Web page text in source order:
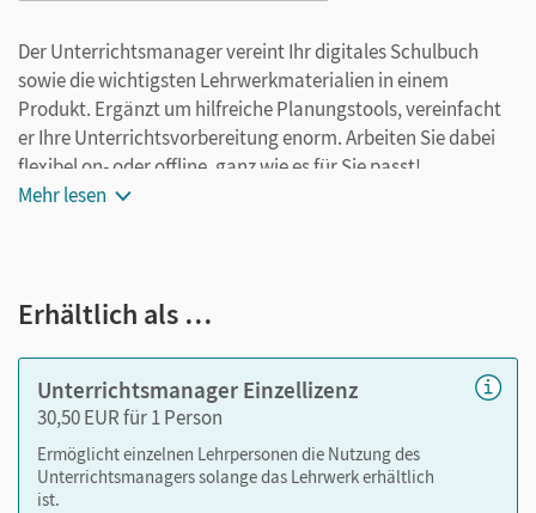
Der Unterrichtsmanager vereint Ihr digitales Schulbuch
sowie die wichtigsten Lehrwerkmaterialien in einem
Produkt. Ergänzt um hilfreiche Planungstools, vereinfacht
er Ihre Unterrichtsvorbereitung enorm. Arbeiten Sie dabei
flexibel on- oder offline, ganz wie es für Sie passt!
kapitelseitengenaue Materialanordnung
Kopiervorlagen
Videos/Erklärvideos passend zu den Beispielen im
Mehr lesen
Erhältlich als …
Unterrichtsmanager Einzellizenz
30,50 EUR für 1 Person
Ermöglicht einzelnen Lehrpersonen die Nutzung des
Unterrichtsmanagers solange das Lehrwerk erhältlich
ist.